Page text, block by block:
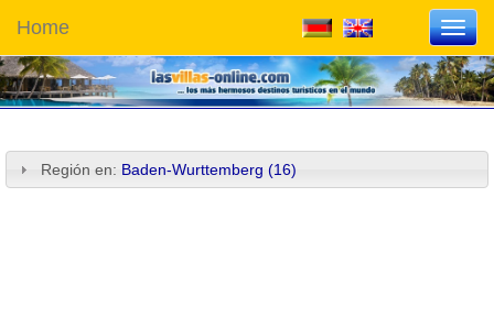
Home
Región en: Baden-Wurttemberg (16)